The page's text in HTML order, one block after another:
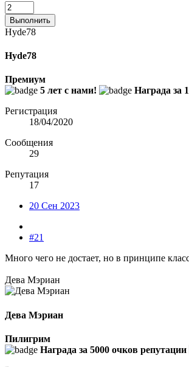
Выполнить
Hyde78
Hyde78
Премиум
5 лет с нами!
Награда за
Регистрация
18/04/2020
Сообщения
29
Репутация
17
20 Сен 2023
#21
Много чего не достает, но в принципе
Дева Мэриан
Дева Мэриан
Пилигрим
Награда за 5000 очков репутации